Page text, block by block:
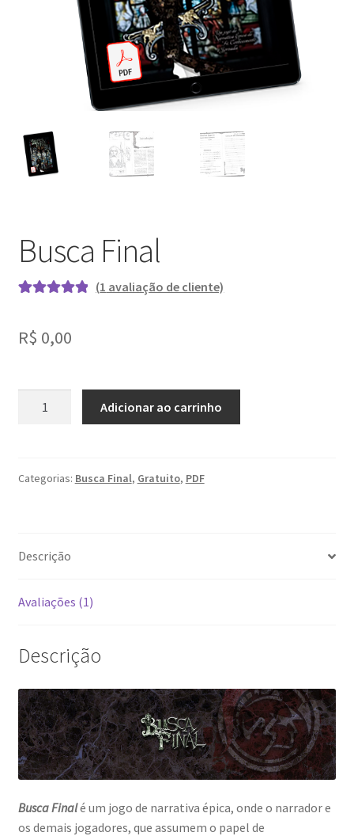
PagSeguro Erro
PagSeguro Ordem Recebida
Política de Envio
Política de privacidade
Busca Final
5, com
cliente
(1 avaliação de cliente)
R$ 0,00
Adicionar ao carrinho
Categorias: Busca Final, Gratuito, PDF
Descrição
Avaliações (1)
Descrição
Busca Finalé um jogo de narrativa épica, onde o narrador e
os demais jogadores, que assumem o papel de